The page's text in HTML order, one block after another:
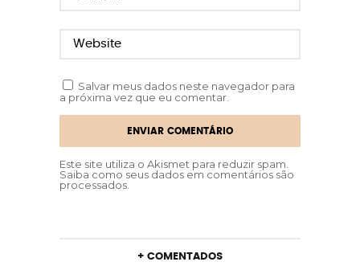
Salvar meus dados neste navegador para
a próxima vez que eu comentar.
Este site utiliza o Akismet para reduzir spam.
Saiba como seus dados em comentários são
processados.
+ COMENTADOS